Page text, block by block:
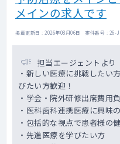
メインの求人です
掲載更新日 : 2026年08月06日 案件番号 : 26-
担当エージェントより
・新しい医療に挑戦したい
びたい方歓迎！
・学会・院外研修出席費用
・医科歯科連携医療に興味
・包括的な視点で患者様の
・先進医療を学